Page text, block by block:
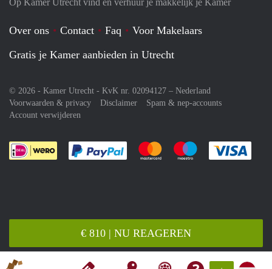
€ 810 | NU REAGEREN
Op Kamer Utrecht vind en verhuur je makkelijk je Kamer
Over ons Contact Faq
Voor Makelaars
Gratis je Kamer aanbieden in Utrecht
© 2026 - Kamer Utrecht - KvK nr. 02094127 – Nederland
Voorwaarden & privacy
Disclaimer
Spam & nep-accounts
Account verwijderen
Je rekent gemakkelijk af met Paypal
Je rekent gemakkelijk af met
Je rekent